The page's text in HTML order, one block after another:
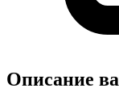
Описание